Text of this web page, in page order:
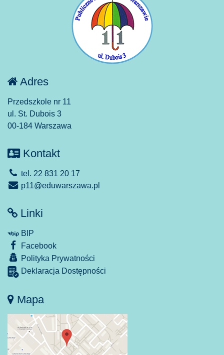
Adres
Przedszkole nr 11
ul. St. Dubois 3
00-184 Warszawa
Kontakt
tel. 22 831 20 17
p11@eduwarszawa.pl
Linki
BIP
Facebook
Polityka Prywatności
Deklaracja Dostępności
Mapa